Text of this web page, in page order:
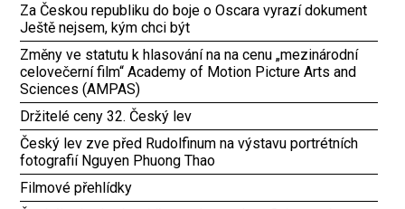
Za Českou republiku do boje o Oscara vyrazí dokument
Ještě nejsem, kým chci být
Změny ve statutu k hlasování na na cenu „mezinárodní
celovečerní film“ Academy of Motion Picture Arts and
Sciences (AMPAS)
Držitelé ceny 32. Český lev
Český lev zve před Rudolfinum na výstavu portrétních
fotografií Nguyen Phuong Thao
Filmové přehlídky